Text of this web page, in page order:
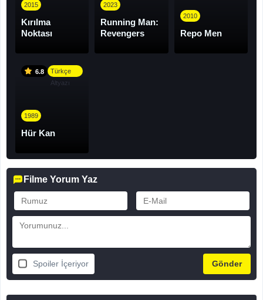
2015
Kırılma
Noktası
2023
Running Man:
Revengers
2010
Repo Men
6.8
Türkçe
Altyazı
1989
Hür Kan
Filme Yorum Yaz
Spoiler İçeriyor